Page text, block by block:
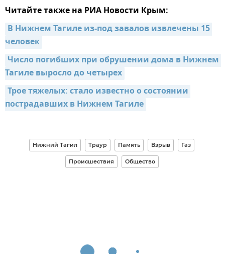
Читайте также на РИА Новости Крым:
В Нижнем Тагиле из-под завалов извлечены 15
человек
Число погибших при обрушении дома в Нижнем
Тагиле выросло до четырех
Трое тяжелых: стало известно о состоянии
пострадавших в Нижнем Тагиле
Нижний Тагил Траур Память Взрыв Газ
Происшествия Общество